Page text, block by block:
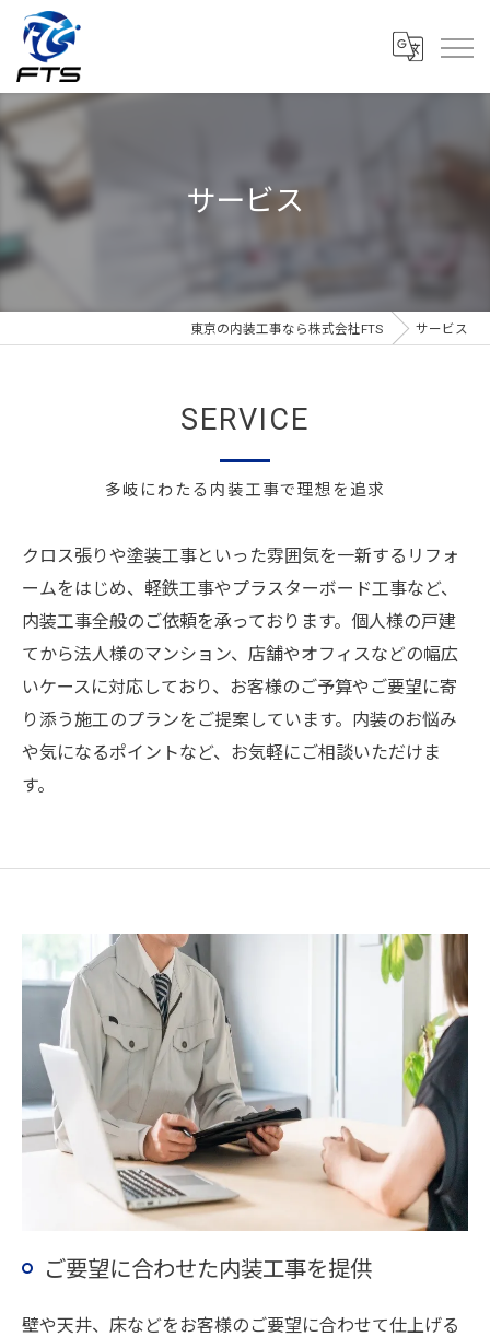
サービス
東京の内装工事なら株式会社FTS サービス
多岐にわたる内装工事で理想を追求
SERVICE
クロス張りや塗装工事といった雰囲気を一新するリフォ
ームをはじめ、軽鉄工事やプラスターボード工事など、
内装工事全般のご依頼を承っております。個人様の戸建
てから法人様のマンション、店舗やオフィスなどの幅広
いケースに対応しており、お客様のご予算やご要望に寄
り添う施工のプランをご提案しています。内装のお悩み
や気になるポイントなど、お気軽にご相談いただけま
す。
ご要望に合わせた内装工事を提供
壁や天井、床などをお客様のご要望に合わせて仕上げる